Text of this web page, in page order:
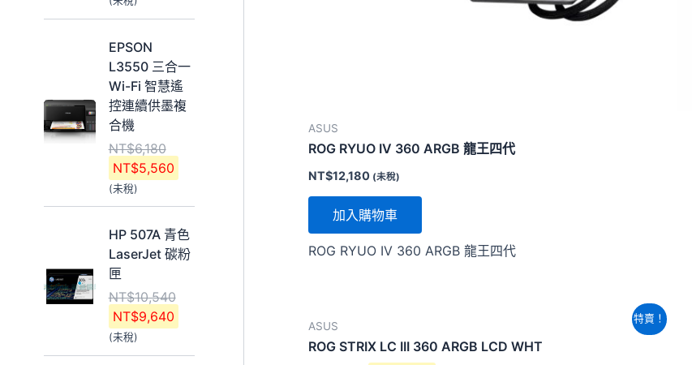
4
,
4
0
0
。
9
0
EPSON
L3550 三合一
Wi-Fi 智慧遙
控連續供墨複
合機
NT$6,180
原
始
價
格
：
N
T
$
6
1
8
0
。
NT$5,560
價
格
：
T
5
6
(未稅)
HP 507A 青色
LaserJet 碳粉
匣
NT$10,540
原
始
價
格
：
N
T
NT$9,640
目
前
價
：
(未稅)
ASUS
ROG RYUO IV 360 ARGB 龍王四代
NT$12,180 (未稅)
加入購物車
ROG RYUO IV 360 ARGB 龍王四代
特賣！
ASUS
ROG STRIX LC III 360 ARGB LCD WHT
價
價